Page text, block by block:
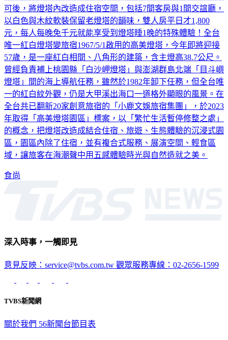
可後，將燈塔內改造成住宿空間，包括7間客房與1間交誼廳，
以白色與木紋軟裝保留老燈塔的韻味，雙人房平日才1,800
元，每人每晚免千元就能享受到燈塔睡1晚的特殊體驗！全台
唯一紅白燈塔變旅宿1967/5/1啟用的高美燈塔，今年即將迎接
57歲，是一座紅白相間、八角形的建築，含主燈高38.7公尺。
曾經負責補上桃園縣「白沙岬燈塔」與澎湖群島北端「目斗嶼
燈塔」間的海上導航任務，雖然於1982年卸下任務，但全台唯
一的紅白紋外觀，仍是大甲溪出海口一道格外顯眼的風景。在
全台共已翻新20家創意旅宿的「小鹿文娛旅宿集團」，於2023
年取得「高美燈塔園區」標案，以「繁忙生活暫停修整之處」
的概念，把燈塔改造成結合住宿、旅遊、生態體驗的沉浸式園
區，園區內除了住宿，並有複合式服務、展演空間、輕食區
域，讓旅客在海潮聲中用五感體驗時光與自然造就之美。
食尚
深入時事，一觸即見
意見反映：service@tvbs.com.tw 觀眾服務專線：02-2656-1599
TVBS新聞網
關於我們 56新聞台節目表